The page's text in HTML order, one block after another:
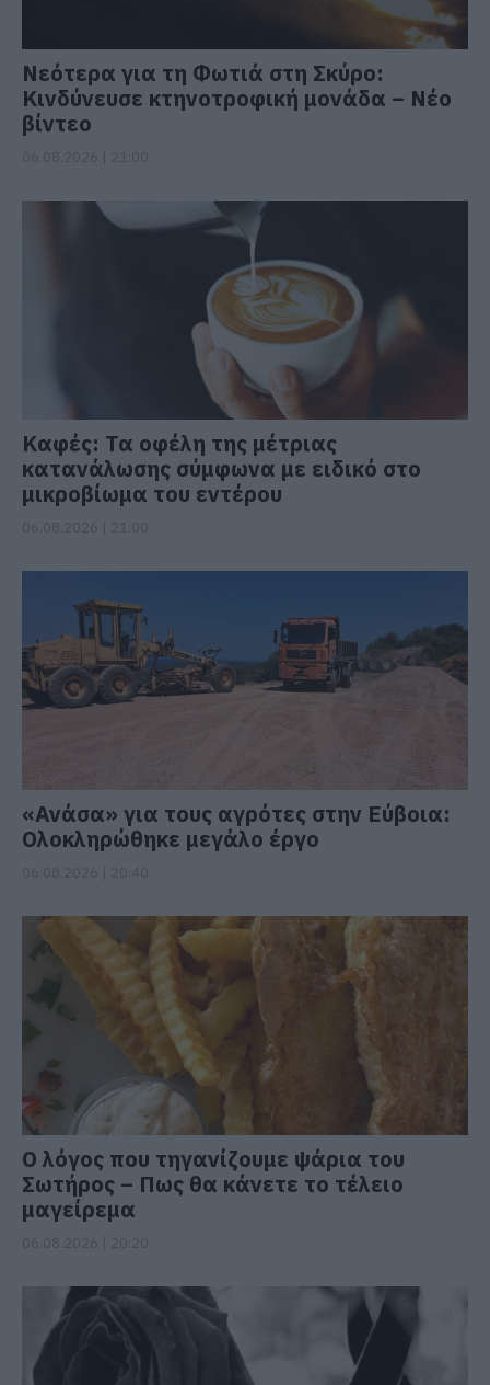
Νεότερα για τη Φωτιά στη Σκύρο:
Κινδύνευσε κτηνοτροφική μονάδα – Νέο
βίντεο
Καφές: Τα οφέλη της μέτριας
κατανάλωσης σύμφωνα με ειδικό στο
μικροβίωμα του εντέρου
«Ανάσα» για τους αγρότες στην Εύβοια:
Ολοκληρώθηκε μεγάλο έργο
Ο λόγος που τηγανίζουμε ψάρια του
Σωτήρος – Πως θα κάνετε το τέλειο
μαγείρεμα